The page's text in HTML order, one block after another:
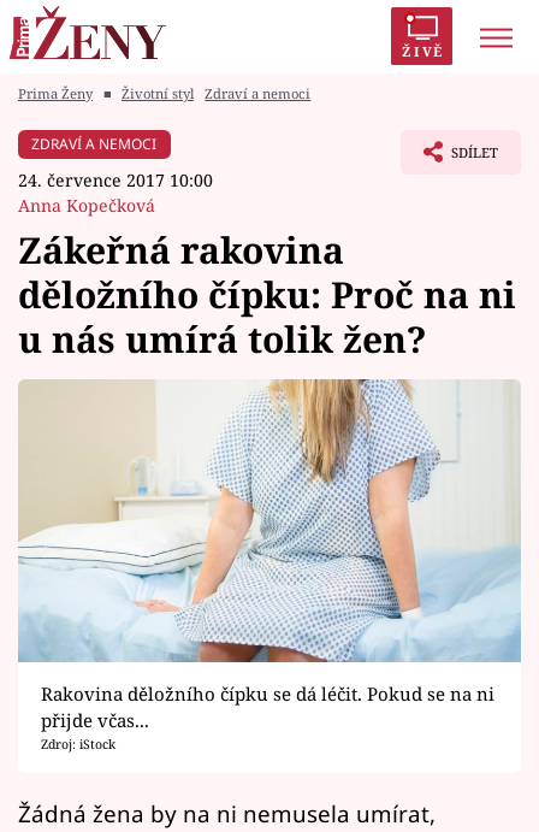
ŽIVĚ
Módní alarm
Zrádci
Témata
Celebrity
Horoskopy
Sledujte prima+
Filmový festival Karlovy Vary
Pořady
Prima Ženy ■ Životní styl Zdraví a nemoci
ZDRAVÍ A NEMOCI
24. července 2017 10:00
Anna Kopečková
SDÍLET
Zákeřná rakovina
děložního čípku: Proč na ni
u nás umírá tolik žen?
Rakovina děložního čípku se dá léčit. Pokud se na ni
přijde včas...
Zdroj: iStock
Žádná žena by na ni nemusela umírat,